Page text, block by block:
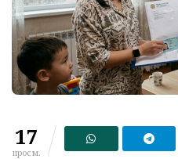
17
просм.